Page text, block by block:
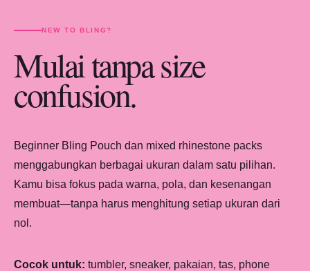
NEW TO BLING?
Mulai tanpa size
confusion.
Beginner Bling Pouch dan mixed rhinestone packs
menggabungkan berbagai ukuran dalam satu pilihan.
Kamu bisa fokus pada warna, pola, dan kesenangan
membuat—tanpa harus menghitung setiap ukuran dari
nol.
Cocok untuk: tumbler, sneaker, pakaian, tas, phone